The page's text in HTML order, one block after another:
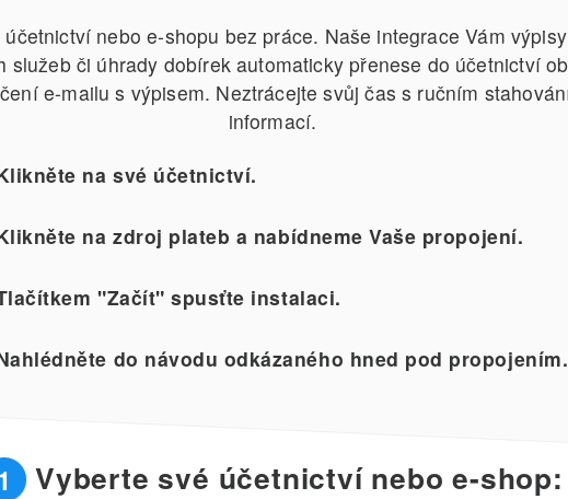
nebo e-shopu bez práce. Naše integrace Vám
služeb či úhrady dobírek automaticky přenese do účetnictví
e-mailu s výpisem. Neztrácejte svůj čas s ručním
informací.
na své účetnictví.
na zdroj plateb a nabídneme Vaše propojení.
"Začít" spusťte instalaci.
do návodu odkázaného hned pod propojením.
Vyberte své účetnictví nebo e-shop: